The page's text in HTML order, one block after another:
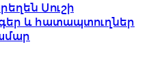
Սուշի
և հատապտուղներ